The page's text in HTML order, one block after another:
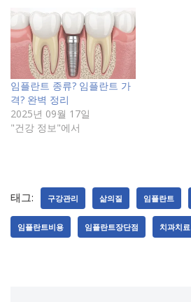
임플란트 종류? 임플란트 가
격? 완벽 정리
2025년 09월 17일
"건강 정보"에서
태그: 구강관리 삶의질 임플란트
임플란트비용 임플란트장단점 치과치료